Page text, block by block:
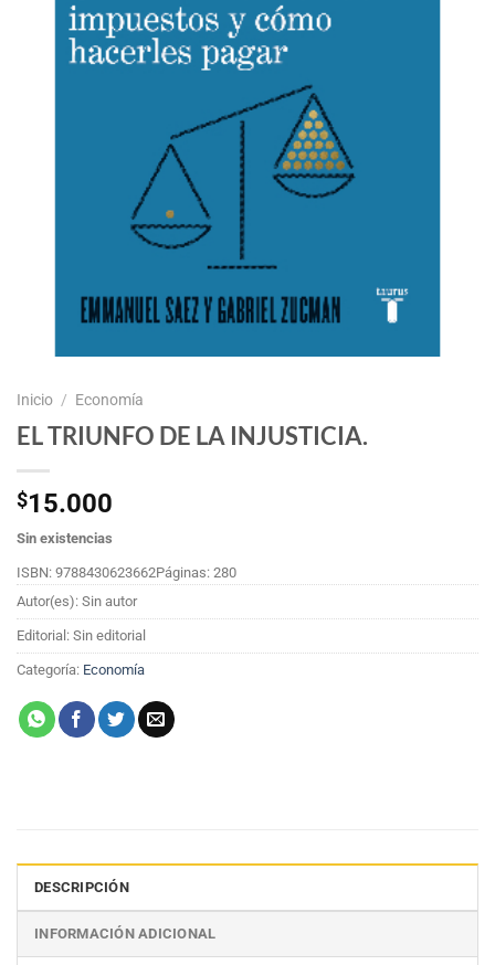
Inicio / Economía
EL TRIUNFO DE LA INJUSTICIA.
$15.000
Sin existencias
ISBN: 9788430623662Páginas: 280
Autor(es): Sin autor
Editorial: Sin editorial
Categoría: Economía
DESCRIPCIÓN
INFORMACIÓN ADICIONAL